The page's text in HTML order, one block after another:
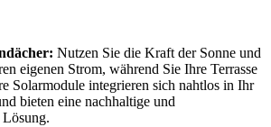
Nutzen Sie die Kraft der Sonne und
eigenen Strom, während Sie Ihre Terrasse
Solarmodule integrieren sich nahtlos in Ihr
bieten eine nachhaltige und